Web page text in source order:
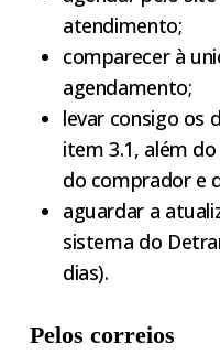
atendimento;
comparecer à
agendamento;
levar consigo os
item 3.1, além
do comprador e
aguardar a
sistema do
dias).
Pelos correios